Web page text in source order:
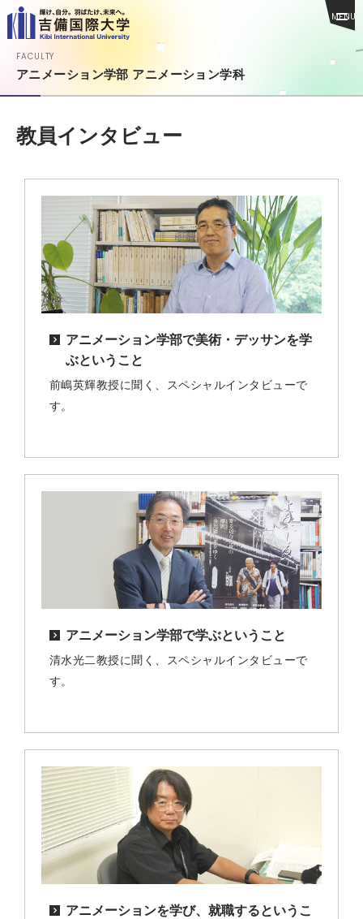
MENU
FACULTY
アニメーション学部 アニメーション学科
教員インタビュー
アニメーション学部で美術・デッサンを学
ぶということ
前嶋英輝教授に聞く、スペシャルインタビューで
す。
アニメーション学部で学ぶということ
清水光二教授に聞く、スペシャルインタビューで
す。
アニメーションを学び、就職するというこ